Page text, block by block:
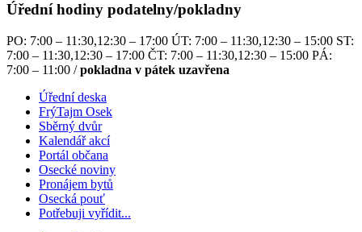
Úřední hodiny podatelny/pokladny
PO: 7:00 – 11:30,12:30 – 17:00 ÚT: 7:00 – 11:30,12:30 – 15:00 ST:
7:00 – 11:30,12:30 – 17:00 ČT: 7:00 – 11:30,12:30 – 15:00 PÁ:
7:00 – 11:00 /pokladna v pátek uzavřena
Úřední deska
FrýTajm Osek
Sběrný dvůr
Kalendář akcí
Portál občana
Osecké noviny
Pronájem bytů
Osecká pouť
Potřebuji vyřídit...